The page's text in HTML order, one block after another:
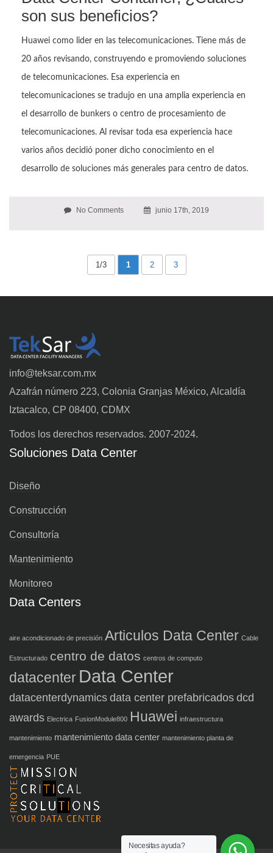
son sus beneficios?
Huawei como lider en las telecomunicaciones. Tiene más de
20 años revisando, construyendo e promoviendo soluciones
de telecomunicaciones. Esa experiencia en
telecomunicaciones se tradujo en una amplia experiencia en
el desarrollo de bunkers o centro de procesamiento de
telecomunicaciones. Al revisar toda esa experiencia hace
varios años decidió poner dicho conocimiento en el
desarrollo de soluciones más generales para centro de datos.
No Comments junio 17th, 2019
1/3 1 2 3
info@teksar.com.mx
Azafrán número 223, Colonia Granjas México, Alcaldía
Iztacalco, CP 08400, CDMX
Todos los derechos reservados. 2007-2024.
Soluciones Data Center
Diseño
Construcción
Consultoría
Mantenimiento
Monitoreo
Data Centers
aire acondicionado de precisión Articulos Data Center Cable
Estructurado centro de datos centros de computo
datacenter Data Center
datacenterdynamicsdata center prefabricadosdcd
awards Electrica FusionModule800 Huawei infraestructura
mantenimiento mantenimiento data center mantenimiento planta de
emergencia PUE
Necesitas ayuda?